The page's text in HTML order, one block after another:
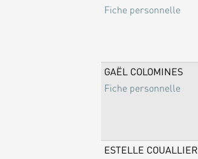
Fiche personnelle
GAËL COLOMINES
Fiche personnelle
ESTELLE COUALLIER